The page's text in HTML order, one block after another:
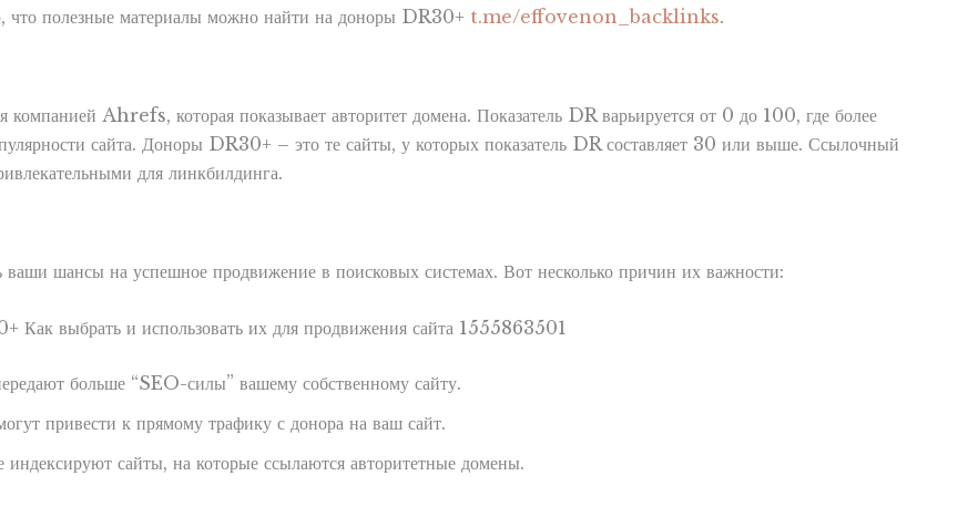
что полезные материалы можно найти на доноры DR30+ t.me/effovenon_backlinks.
Ahrefs, которая показывает авторитет домена. Показатель DR варьируется от 0 до 100, где более
сайта. Доноры DR30+ – это те сайты, у которых показатель DR составляет 30 или выше. Ссылочный
для линкбилдинга.
шансы на успешное продвижение в поисковых системах. Вот несколько причин их важности:
больше “SEO-силы” вашему собственному сайту.
привести к прямому трафику с донора на ваш сайт.
сайты, на которые ссылаются авторитетные домены.